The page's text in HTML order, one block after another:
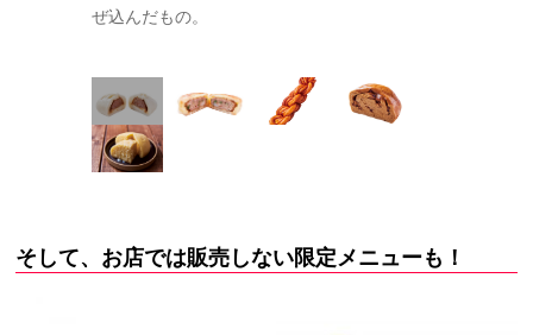
ぜ込んだもの。
そして、お店では販売しない限定メニューも！